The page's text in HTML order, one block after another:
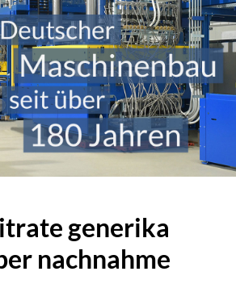
generika
nachnahme